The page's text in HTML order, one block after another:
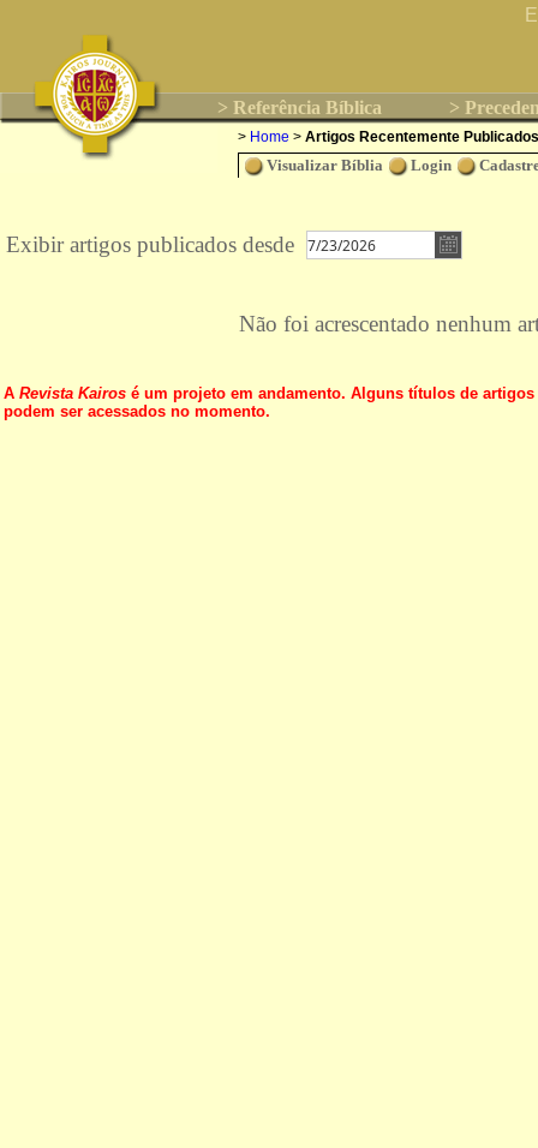
> Referência Bíblica >
> Home > Artigos Recentemente Publicados
Visualizar Bíblia Login
Exibir artigos publicados desde
Não foi acrescentado nenhum
A Revista Kairos é um projeto em andamento. Alguns títulos de
podem ser acessados no momento.